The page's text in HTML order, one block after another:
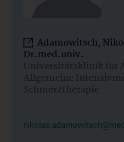
Adamowitsch,
Dr.med.univ.
Universitätsklinik für
Allgemeine
Schmerztherapie